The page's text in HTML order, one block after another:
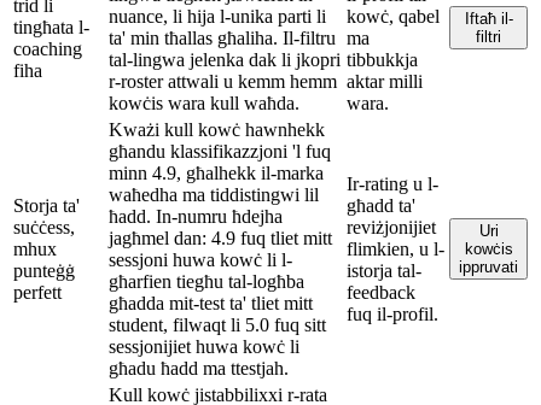
trid li
tingħata l-
coaching
fiha
nuance, li hija l-unika parti li
ta' min tħallas għaliha. Il-filtru
tal-lingwa jelenka dak li jkopri
r-roster attwali u kemm hemm
kowċis wara kull waħda.
kowċ, qabel
ma
tibbukkja
aktar milli
wara.
Iftaħ il-
filtri
Storja ta'
suċċess,
mhux
punteġġ
perfett
Kważi kull kowċ hawnhekk
għandu klassifikazzjoni 'l fuq
minn 4.9, għalhekk il-marka
waħedha ma tiddistingwi lil
ħadd. In-numru ħdejha
jagħmel dan: 4.9 fuq tliet mitt
sessjoni huwa kowċ li l-
għarfien tiegħu tal-logħba
għadda mit-test ta' tliet mitt
student, filwaqt li 5.0 fuq sitt
sessjonijiet huwa kowċ li
għadu ħadd ma ttestjah.
Ir-rating u l-
għadd ta'
reviżjonijiet
flimkien, u l-
istorja tal-
feedback
fuq il-profil.
Uri
kowċis
ippruvati
Kull kowċ jistabbilixxi r-rata